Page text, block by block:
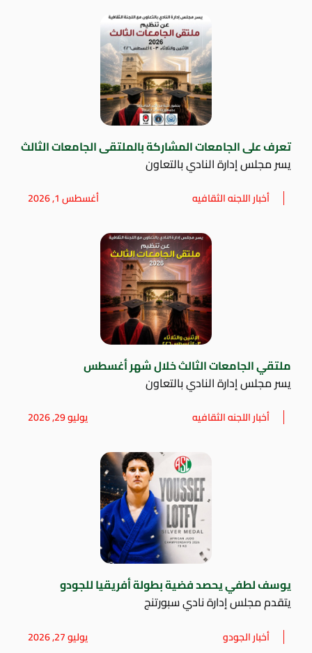
تعرف على الجامعات المشاركة بالملتقى الجامعات الثالث
يسر مجلس إدارة النادي بالتعاون
أخبار اللجنه الثقافيه أغسطس 1, 2026
ملتقي الجامعات الثالث خلال شهر أغسطس
يسر مجلس إدارة النادي بالتعاون
أخبار اللجنه الثقافيه يوليو 29, 2026
يوسف لطفي يحصد فضية بطولة أفريقيا للجودو
يتقدم مجلس إدارة نادي سبورتنج
أخبار الجودو يوليو 27, 2026